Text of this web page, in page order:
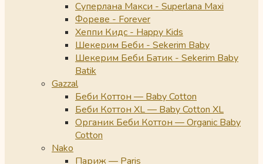
Суперлана Макси - Superlana Maxi
Фореве - Forever
Хеппи Кидс - Happy Kids
Шекерим Беби - Sekerim Baby
Шекерим Беби Батик - Sekerim Baby
Batik
Gazzal
Беби Коттон — Baby Cotton
Беби Коттон XL — Baby Cotton XL
Органик Беби Коттон — Organic Baby
Cotton
Nako
Париж — Paris